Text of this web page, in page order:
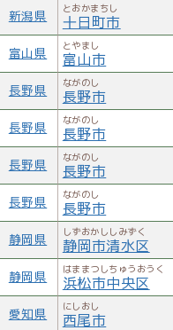
新潟県 とおかまちし
十日町市
富山県 とやまし
富山市
長野県 ながのし
長野市
長野県 ながのし
長野市
長野県 ながのし
長野市
長野県 ながのし
長野市
静岡県 しずおかししみずく
静岡市清水区
静岡県 はままつしちゅうおうく
浜松市中央区
愛知県 にしおし
西尾市